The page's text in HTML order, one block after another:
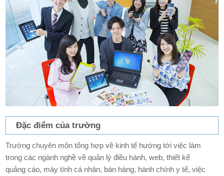
Đặc điểm của trường
Trường chuyên môn tổng hợp về kinh tế hướng tới việc làm
trong các ngành nghề về quản lý điều hành, web, thiết kế
quảng cáo, máy tính cá nhân, bán hàng, hành chính y tế, việc